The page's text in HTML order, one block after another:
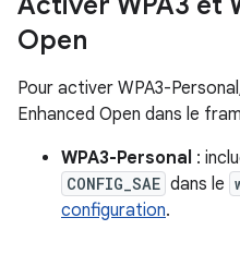
Open
Pour activer WPA3-
Enhanced Open dans le
WPA3-Personal :
CONFIG_SAE dans le
configuration.